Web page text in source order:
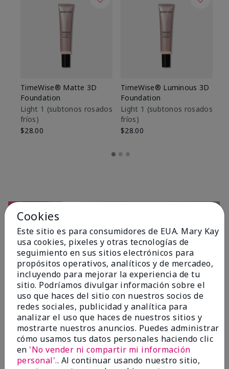
TimeWise® Matte 3D
Foundation
Light 1​ (subtonos rosados
fríos)
$28.00
TimeWise® Luminous 3D
Foundation
Light 1​ (subtonos rosados
fríos)
$28.00
OPINIONES
4.7
10 Reseñas
Cookies
Este sitio es para consumidores de EUA. Mary Kay
usa cookies, pixeles y otras tecnologías de
seguimiento en sus sitios electrónicos para
propósitos operativos, analíticos y de mercadeo,
incluyendo para mejorar la experiencia de tu
sitio. Podríamos divulgar información sobre el
uso que haces del sitio con nuestros socios de
redes sociales, publicidad y analítica para
analizar el uso que haces de nuestros sitios y
mostrarte nuestros anuncios. Puedes administrar
cómo usamos tus datos personales haciendo clic
en 'No vender ni compartir mi información
personal'.. Al continuar usando nuestro sitio,